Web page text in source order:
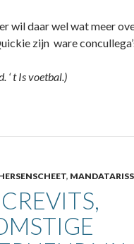
wil daar wel wat meer
zijn ware
‘ t Is voetbal.)
,